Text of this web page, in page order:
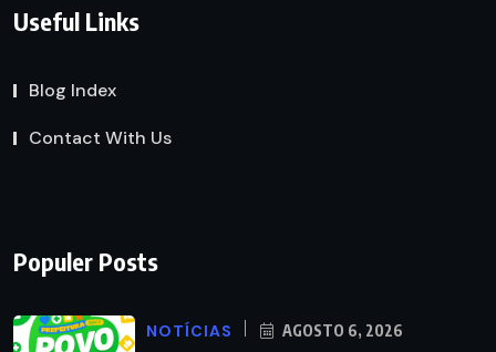
Useful Links
Blog Index
Contact With Us
Populer Posts
NOTÍCIAS AGOSTO 6, 2026